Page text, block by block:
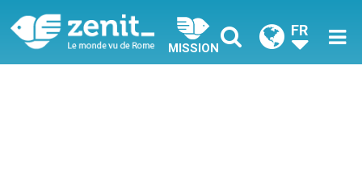
MISSION
FR